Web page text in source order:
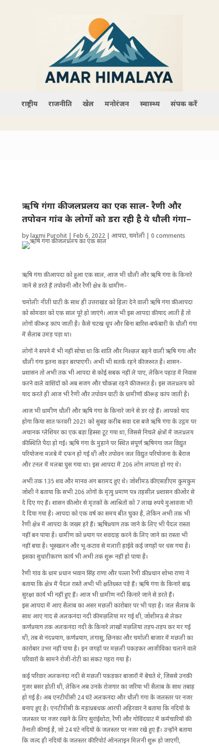
राष्ट्रीय राजनीति खेल मनोरंजन स्वास्थ्य संपर्क करें
ऋषि गंगा की जलप्रलय का एक साल- रैणी और
तपोवन गांव के लोगों को डरा रही है ये धौली गंगा–
bylaxmi Purohit| Feb 6, 2022| आपदा,चमोली| 0 comments
ऋषि गंगा की आपदा को हुआ एक साल, आज भी धौली और ऋषि गंगा के किनारे
जाने से डरते हैं तपोवनी और रैणी क्षेत्र के ग्रामीण–
चमोलीः नीती घाटी के साथ ही उत्तराखंड को हिला देने वाली ऋषि गंगा की आपदा
को सोमवार को एक साल पूरे हो जाएंगे। आज भी इस आपदा की याद आती है तो
लोगों की रूह कांप जाती है। कैसे चटख धूप और बिना बारिश-बर्फबारी के धौली गंगा
में सैलाब उमड़ पड़ा था।
लोगों ने सपने में भी नहीं सोचा था कि शांति और निश्छल बहने वाली ऋषि गंगा और
धौली गंगा इतना कहर बरपाएगी। अभी भी सतर्क रहने की जरुरत है। शासन-
प्रशासन तो अभी तक भी आपदा से कोई सबक नहीं ले पाए, लेकिन पहाड़ में निवास
करने वाले वाशिंदों को अब सजग और चौकन्ना रहने की जरुरत है। इस जलप्रलय को
याद करते ही आज भी रैणी और तपोवन घाटी के ग्रामीणों की रूह कांप जाती है।
आज भी ग्रामीण धौली और ऋषि गंगा के किनारे जाने से डर रहे हैं। आपको याद
होगा किया सात फरवरी 2021 को सुबह करीब सवा दस बजे ऋषि गंगा के उद्गम पर
अचानक ग्लेशियर का एक बड़ा हिस्सा टूट गया था, जिससे निचले क्षेत्रों में जलप्रलय
की स्थिति पैदा हो गई। ऋषि गंगा के मुहाने पर स्थित संपूर्ण ऋषिगंगा जल विद्युत
परियोजना मलबे में दफन हो गई थी और तपोवन जल विद्युत परियोजना के बैराज
और टनल में मलबा घुस गया था। इस आपदा में 206 लोग लापता हो गए थे।
अभी तक 135 शव और मानव अंग बरामद हुए थे। जोशीमठ की एसडीएम कुमकुम
जोशी ने बताया कि सभी 206 लोगों के मृत्यु प्रमाण पत्र तहसील प्रशासन की ओर से
दे दिए गए हैं। शासन की ओर से मृतकों के आश्रितों को 7 लाख रुपये मुआवजा भी
दे दिया गया है। आपदा को एक वर्ष का समय बीत चुका है, लेकिन अभी तक भी
रैणी क्षेत्र में आपदा के जख्म हरे हैं। ऋषिप्रयाग तक जाने के लिए भी पैदल रास्ता
नहीं बन पाया है। ग्रामीण को प्रयाग पर शवदाह करने के लिए जाने का रास्ता भी
नहीं बचा है। भूस्खलन और भू-कटाव से मलारी हाईवे कई जगहों पर धंस गया है।
इसका सुधारीकरण कार्य भी अभी तक शुरू नहीं हो पाया है।
रैणी गांव के ग्राम प्रधान भवान सिंह राणा और पल्ला रैणी की प्रधान शोभा राणा ने
बताया कि क्षेत्र में पैदल रास्ते अभी भी क्षतिग्रस्त पड़े हैं। ऋषि गंगा के किनारे बाढ़
सुरक्षा कार्य भी नहीं हुए हैं। आज भी ग्रामीण नदी किनारे जाने से डरते हैं।
इस आपदा में आए सैलाब का असर मछली कारोबार पर भी पड़ा है। जल सैलाब के
साथ आए गाद से अलकनंदा नदी की मछलियां मर गई थी, जोशीमठ से लेकर
कर्णप्रयाग तक अलकनंदा नदी के किनारे लाखों मछलियां तड़प-तड़प कर मर गई
थी, तब से नंदप्रयाग, कर्णप्रयाग, लंगासू, छिनका और चमोली बाजार में मछली का
कारोबार उभर नहीं पाया है। इन जगहों पर मछली पकड़कर आजीविका चलाने वाले
परिवारों के सामने रोजी-रोटी का संकट गहरा गया है।
कई परिवार अलकनंदा नदी से मछली पकड़कर बाजारों में बेचते थे, जिससे उनकी
गुजर बसर होती थी, लेकिन अब उनके रोजगार का जरिया भी सैलाब के साथ तबाह
हो गई है। अब एनटीपीसी 24 घंटे अलकनंदा और धौली गंगा के जलस्तर पर नजर
बनाए हुए है। एनटीपीसी के महाप्रबंधक आरपी अहिरवार ने बताया कि नदियों के
जलस्तर पर नजर रखने के लिए सुरांईथोटा, रैणी और गोविंदघाट में कर्मचारियों की
तैनाती की गई है, जो 24 घंटे नदियों के जलस्तर पर नजर रखे हुए हैं। उन्होंने बताया
कि जल्द ही नदियों के जलस्तर की रिपोर्ट ऑनलाइन मिलनी शुरू हो जाएगी,